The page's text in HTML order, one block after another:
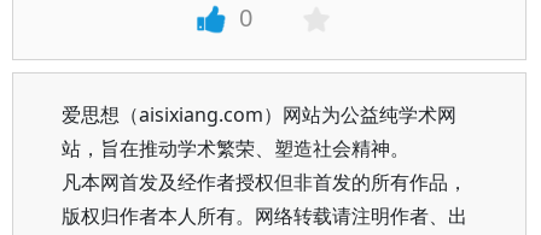
0
爱思想（aisixiang.com）网站为公益纯学术网
站，旨在推动学术繁荣、塑造社会精神。
凡本网首发及经作者授权但非首发的所有作品，
版权归作者本人所有。网络转载请注明作者、出